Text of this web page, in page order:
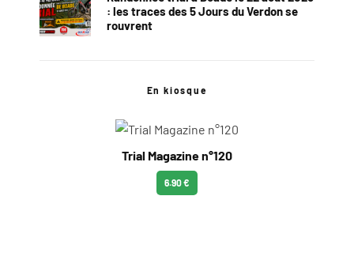
: les traces des 5 Jours du Verdon se
rouvrent
En kiosque
Trial Magazine n°120
6.90 €